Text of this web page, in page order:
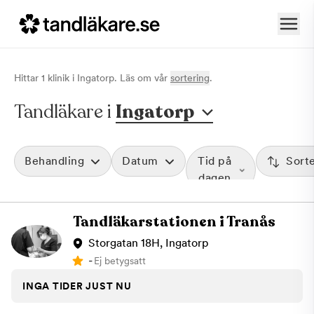
Hittar 1 klinik i Ingatorp. Läs om vår sortering.
Tandläkare i Ingatorp
Behandling Datum
Tid på
dagen
Tandläkarstationen i Tranås
Storgatan 18H, Ingatorp
-Ej betygsatt
INGA TIDER JUST NU